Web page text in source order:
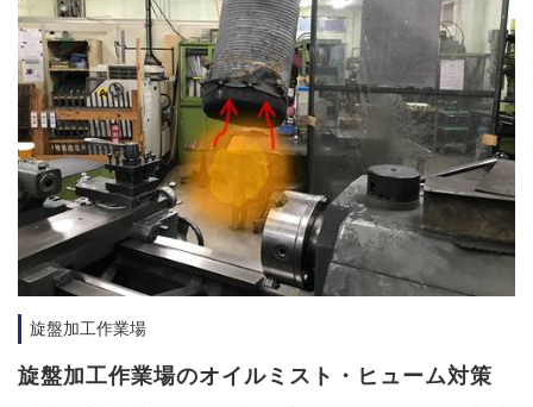
旋盤加工作業場
旋盤加工作業場のオイルミスト・ヒューム対策